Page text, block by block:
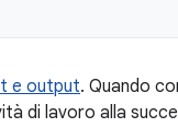
e output. Quando
di lavoro alla